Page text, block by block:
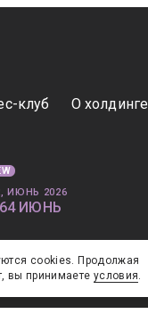
клуб О холдинге
+7 (495) 773-78-57
Ильюшина, 4, к.2, оф.93
ИЮНЬ 2026
ИЮНЬ
cookies. Продолжая
вы принимаете условия.